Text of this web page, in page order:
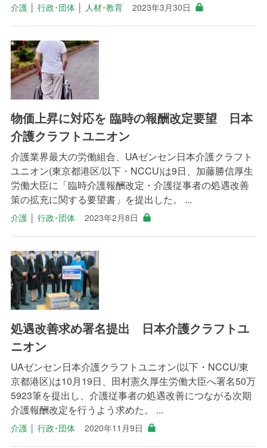
介護│ 行政･団体│ 人材･教育 2023年3月30日
物価上昇に対応を 臨時の報酬改定要望 日本
介護クラフトユニオン
介護業界最大の労働組合、UAゼンセン日本介護クラフト
ユニオン(東京都港区/以下・NCCU)は9日、加藤勝信厚生
労働大臣に「臨時介護報酬改定・介護従事者の処遇改善
策の拡充に関する要望書」を提出した。 ...
介護│ 行政･団体 2023年2月8日
処遇改善求め署名提出 日本介護クラフトユ
ニオン
UAゼンセン日本介護クラフトユニオン(以下・NCCU/東
京都港区)は10月19日、田村憲久厚生労働大臣へ署名50万
5923筆を提出し、介護従事者の処遇改善につながる次期
介護報酬改定を行うよう求めた。 ...
介護│ 行政･団体 2020年11月9日